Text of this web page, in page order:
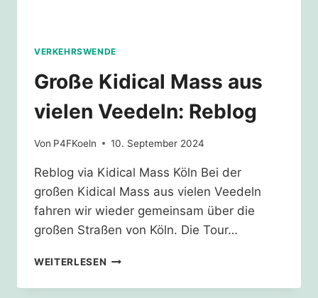
VERKEHRSWENDE
Große Kidical Mass aus
vielen Veedeln: Reblog
Von P4FKoeln 10. September 2024
Reblog via Kidical Mass Köln Bei der
großen Kidical Mass aus vielen Veedeln
fahren wir wieder gemeinsam über die
großen Straßen von Köln. Die Tour…
WEITERLESEN GROSSE K
ASS A